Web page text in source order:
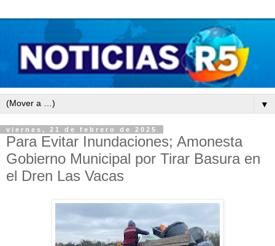
▼
viernes, 21 de febrero de 2025
Para Evitar Inundaciones; Amonesta
Gobierno Municipal por Tirar Basura en
el Dren Las Vacas